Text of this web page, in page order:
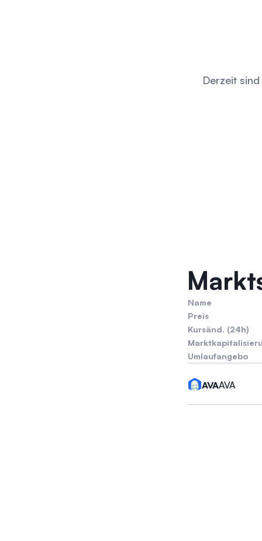
Derzeit
Name
Preis
Kursänd. (24h)
Umlaufangebo
AVAAVA